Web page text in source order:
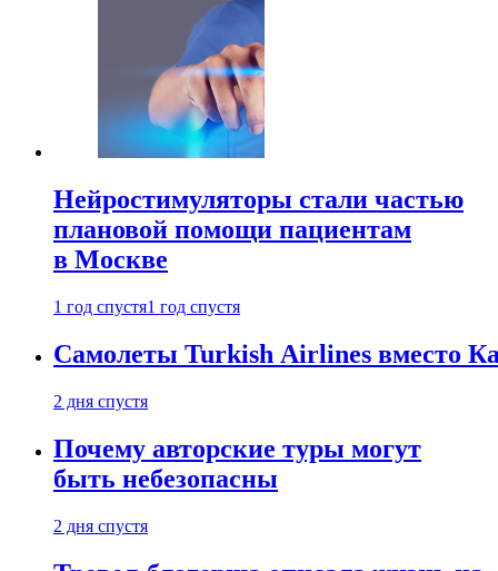
Нейростимуляторы стали частью
плановой помощи пациентам
в Москве
1 год спустя1 год спустя
Самолеты Turkish Airlines вместо
2 дня спустя
Почему авторские туры могут
быть небезопасны
2 дня спустя